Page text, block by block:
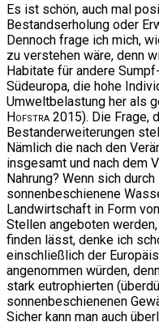
Es ist schön, auch mal
Bestandserholung oder
Dennoch frage ich mich,
zu verstehen wäre, denn
Habitate für andere
Südeuropa, die hohe
Umweltbelastung her als
Hofstra 2015). Die Frage,
Bestanderweiterungen
Nämlich die nach den
insgesamt und nach dem
Nahrung? Wenn sich
sonnenbeschienene
Landwirtschaft in Form
Stellen angeboten
finden lässt, denke ich
einschließlich der
angenommen würden,
stark eutrophierten
sonnenbeschienenen
Sicher kann man auch